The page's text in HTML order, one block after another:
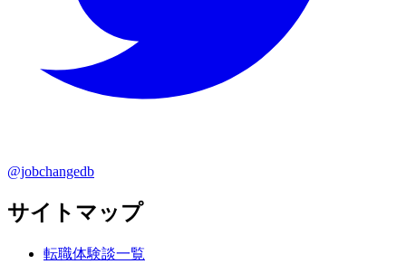
@jobchangedb
サイトマップ
転職体験談一覧